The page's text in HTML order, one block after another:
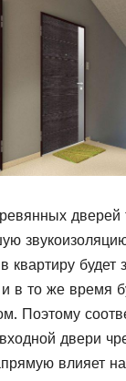
дверей
квартиру будет
в то же время
Поэтому
двери
влияет